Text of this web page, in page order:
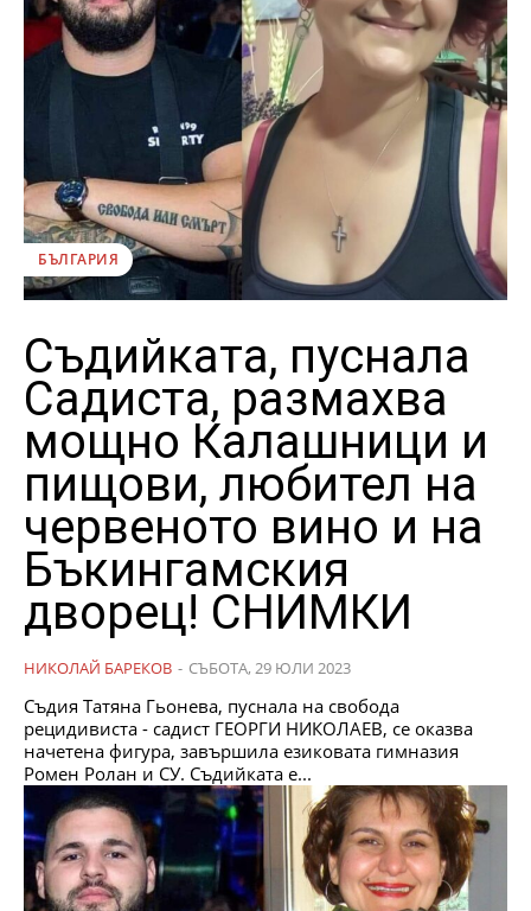
БЪЛГАРИЯ
Съдийката, пуснала
Садиста, размахва
мощно Калашници и
пищови, любител на
червеното вино и на
Бъкингамския
дворец! СНИМКИ
НИКОЛАЙ БАРЕКОВ - СЪБОТА, 29 ЮЛИ 2023
Съдия Татяна Гьонева, пуснала на свобода
рецидивиста - садист ГЕОРГИ НИКОЛАЕВ, се оказва
начетена фигура, завършила езиковата гимназия
Ромен Ролан и СУ. Съдийката е...